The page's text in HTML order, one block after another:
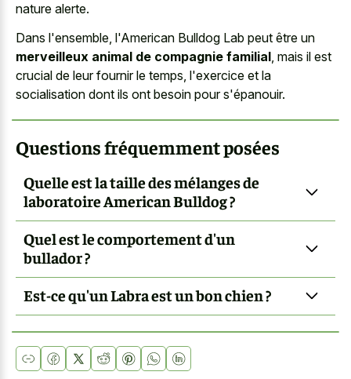
nature alerte.
Dans l'ensemble, l'American Bulldog Lab peut être un
merveilleux animal de compagnie familial , mais il est
crucial de leur fournir le temps, l'exercice et la
socialisation dont ils ont besoin pour s'épanouir.
Questions fréquemment posées
Quelle est la taille des mélanges de
laboratoire American Bulldog ?
Quel est le comportement d'un
bullador ?
Est-ce qu'un Labra est un bon chien ?